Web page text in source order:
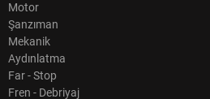
Motor
Şanzıman
Mekanik
Aydınlatma
Far - Stop
Fren - Debriyaj